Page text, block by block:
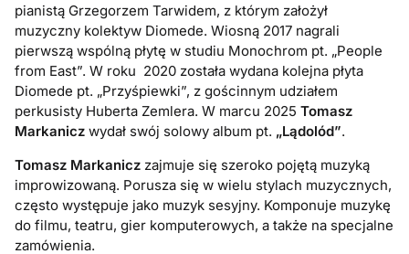
pianistą Grzegorzem Tarwidem, z którym założył
muzyczny kolektyw Diomede. Wiosną 2017 nagrali
pierwszą wspólną płytę w studiu Monochrom pt. „People
from East”. W roku 2020 została wydana kolejna płyta
Diomede pt. „Przyśpiewki”, z gościnnym udziałem
perkusisty Huberta Zemlera. W marcu 2025Tomasz
Markanicz wydał swój solowy album pt. „Lądolód”.
Tomasz Markanicz zajmuje się szeroko pojętą muzyką
improwizowaną. Porusza się w wielu stylach muzycznych,
często występuje jako muzyk sesyjny. Komponuje muzykę
do filmu, teatru, gier komputerowych, a także na specjalne
zamówienia.